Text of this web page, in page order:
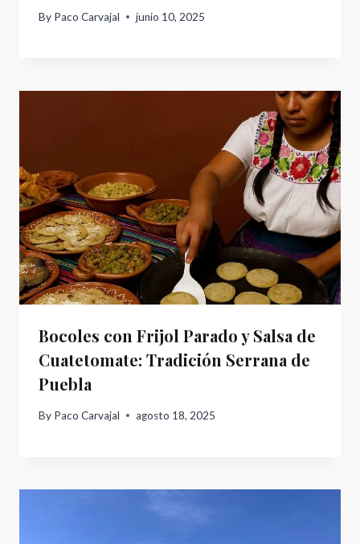
By Paco Carvajal junio 10, 2025
Bocoles con Frijol Parado y Salsa de
Cuatetomate: Tradición Serrana de
Puebla
By Paco Carvajal agosto 18, 2025